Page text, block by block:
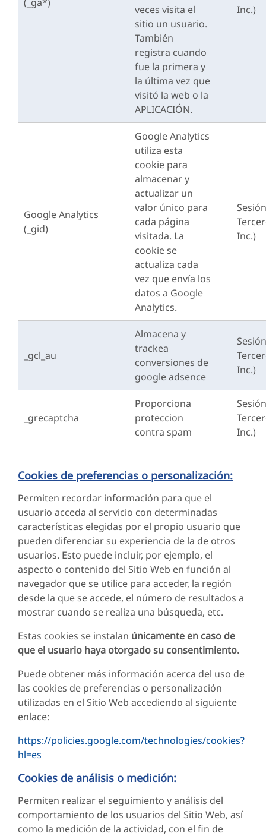
veces visita el
sitio un usuario.
También
registra cuando
fue la primera y
la última vez que
visitó la web o la
APLICACIÓN.
Inc.)
Google Analytics
(_gid)
Google Analytics
utiliza esta
cookie para
almacenar y
actualizar un
valor único para
cada página
visitada. La
cookie se
actualiza cada
vez que envía los
datos a Google
Analytics.
Sesión
Inc.)
_gcl_au
Almacena y
trackea
conversiones de
google adsence
Sesión
Inc.)
_grecaptcha
Proporciona
proteccion
contra spam
Sesión
Inc.)
Cookies de preferencias o personalización:
Permiten recordar información para que el
usuario acceda al servicio con determinadas
características elegidas por el propio usuario que
pueden diferenciar su experiencia de la de otros
usuarios. Esto puede incluir, por ejemplo, el
aspecto o contenido del Sitio Web en función al
navegador que se utilice para acceder, la región
desde la que se accede, el número de resultados a
mostrar cuando se realiza una búsqueda, etc.
Estas cookies se instalan únicamente en caso de
que el usuario haya otorgado su consentimiento.
Puede obtener más información acerca del uso de
las cookies de preferencias o personalización
utilizadas en el Sitio Web accediendo al siguiente
enlace:
https://policies.google.com/technologies/cookies?
hl=es
Cookies de análisis o medición:
Permiten realizar el seguimiento y análisis del
comportamiento de los usuarios del Sitio Web, así
como la medición de la actividad, con el fin de